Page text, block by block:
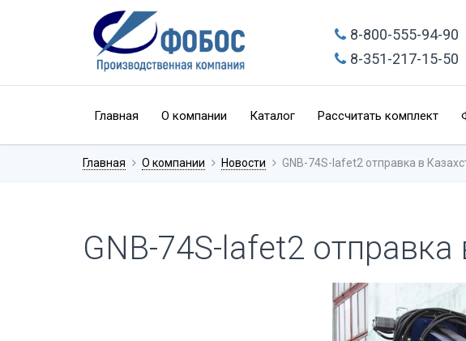
8-800-555-94-90
8-351-217-15-50
Главная О компании Каталог Рассчитать комплект
Главная О компании Новости GNB-74S-lafet2 отправка в
GNB-74S-lafet2 отправка